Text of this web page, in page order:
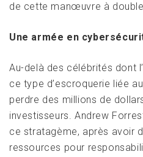
de cette manœuvre à
Une armée en
Au-delà des célébrités dont
ce type d’escroquerie liée
perdre des millions de
investisseurs. Andrew
ce stratagème, après avoir
ressources pour